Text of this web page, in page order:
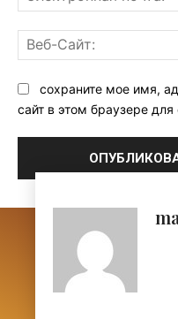
сохраните мое имя,
сайт в этом браузере